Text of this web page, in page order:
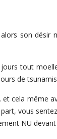
son
tout
de
cela même
vous
NU devant